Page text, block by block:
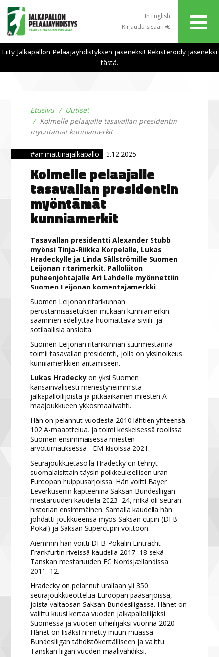
In English
Kirjaudu sisään
Liity Jalkapallon Pelaajayhdistyksen jäseneksi! Rekisteröidy jäseneksi
tästä.
Etusivu
Uutiset
Kolmelle pelaajalle tasavallan presidentin
myöntämät kunniamerkit
#ammattinajalkapallo 3.12.2025
Kolmelle pelaajalle
tasavallan presidentin
myöntämät
kunniamerkit
Tasavallan presidentti Alexander Stubb
myönsi Tinja-Riikka Korpelalle, Lukas
Hradeckylle ja Linda Sällströmille Suomen
Leijonan ritarimerkit. Palloliiton
puheenjohtajalle Ari Lahdelle myönnettiin
Suomen Leijonan komentajamerkki.
Suomen Leijonan ritarikunnan
perustamisasetuksen mukaan kunniamerkin
saaminen edellyttää huomattavia siviili- ja
sotilaallisia ansioita.
Suomen Leijonan ritarikunnan suurmestarina
toimii tasavallan presidentti, jolla on yksinoikeus
kunniamerkkien antamiseen.
Lukas Hradecky on yksi Suomen
kansainvälisesti menestyneimmistä
jalkapalloilijoista ja pitkäaikainen miesten A-
maajoukkueen ykkösmaalivahti.
Hän on pelannut vuodesta 2010 lähtien yhteensä
102 A-maaottelua, ja toimi keskeisessä roolissa
Suomen ensimmäisessä miesten
arvoturnauksessa - EM-kisoissa 2021.
Seurajoukkuetasolla Hradecky on tehnyt
suomalaisittain täysin poikkeuksellisen uran
Euroopan huippusarjoissa. Hän voitti Bayer
Leverkusenin kapteenina Saksan Bundesliigan
mestaruuden kaudella 2023–24, mikä oli seuran
historian ensimmäinen. Samalla kaudella hän
johdatti joukkueensa myös Saksan cupin (DFB-
Pokal) ja Saksan Supercupin voittoon.
Aiemmin hän voitti DFB-Pokalin Eintracht
Frankfurtin riveissä kaudella 2017–18 sekä
Tanskan mestaruuden FC Nordsjællandissa
2011–12.
Hradecky on pelannut urallaan yli 350
seurajoukkueottelua Euroopan pääsarjoissa,
joista valtaosan Saksan Bundesliigassa. Hänet on
valittu kuusi kertaa vuoden jalkapalloilijaksi
Suomessa ja vuoden urheilijaksi vuonna 2020.
Hänet on lisäksi nimetty muun muassa
Bundesliigan tähdistökentälliseen ja valittu
Tanskan liigan vuoden maalivahdiksi.